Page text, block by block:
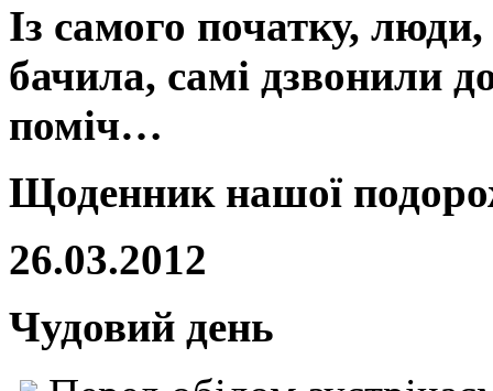
Із самого початку,
бачила, самі дзвонили
поміч…
Щоденник нашої
26.03.2012
Чудовий день